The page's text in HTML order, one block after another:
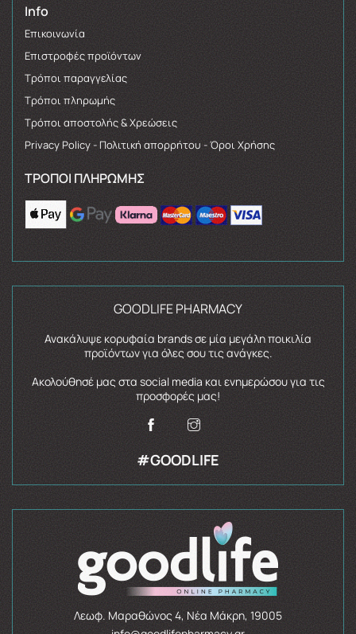
Info
Επικοινωνία
Επιστροφές προϊόντων
Τρόποι παραγγελίας
Τρόποι πληρωμής
Τρόποι αποστολής & Χρεώσεις
Privacy Policy - Πολιτική απορρήτου - Όροι Χρήσης
ΤΡΌΠΟΙ ΠΛΗΡΩΜΉΣ
GOODLIFE PHARMACY
Ανακάλυψε κορυφαία brands σε μία μεγάλη ποικιλία
προϊόντων για όλες σου τις ανάγκες.
Ακολούθησέ μας στα social media και ενημερώσου για τις
προσφορές μας!
#GOODLIFE
Λεωφ. Μαραθώνος 4, Νέα Μάκρη, 19005